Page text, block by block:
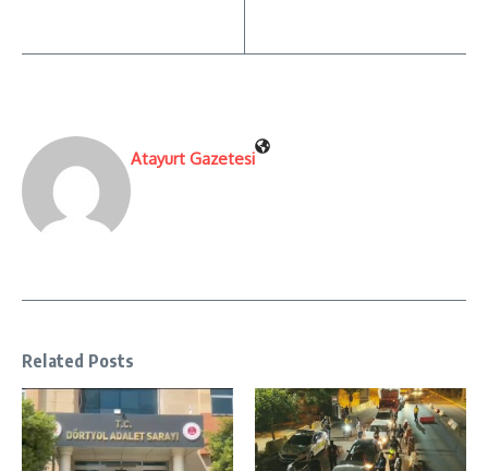
Atayurt Gazetesi
Related Posts